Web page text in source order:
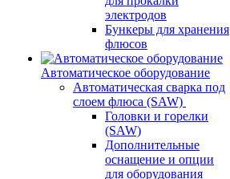
электродов
Бункеры для хранения
флюсов
Автоматическое оборудование
Автоматическая сварка под
слоем флюса (SAW)
Головки и горелки
(SAW)
Дополнительные
оснащение и опции
для оборудования